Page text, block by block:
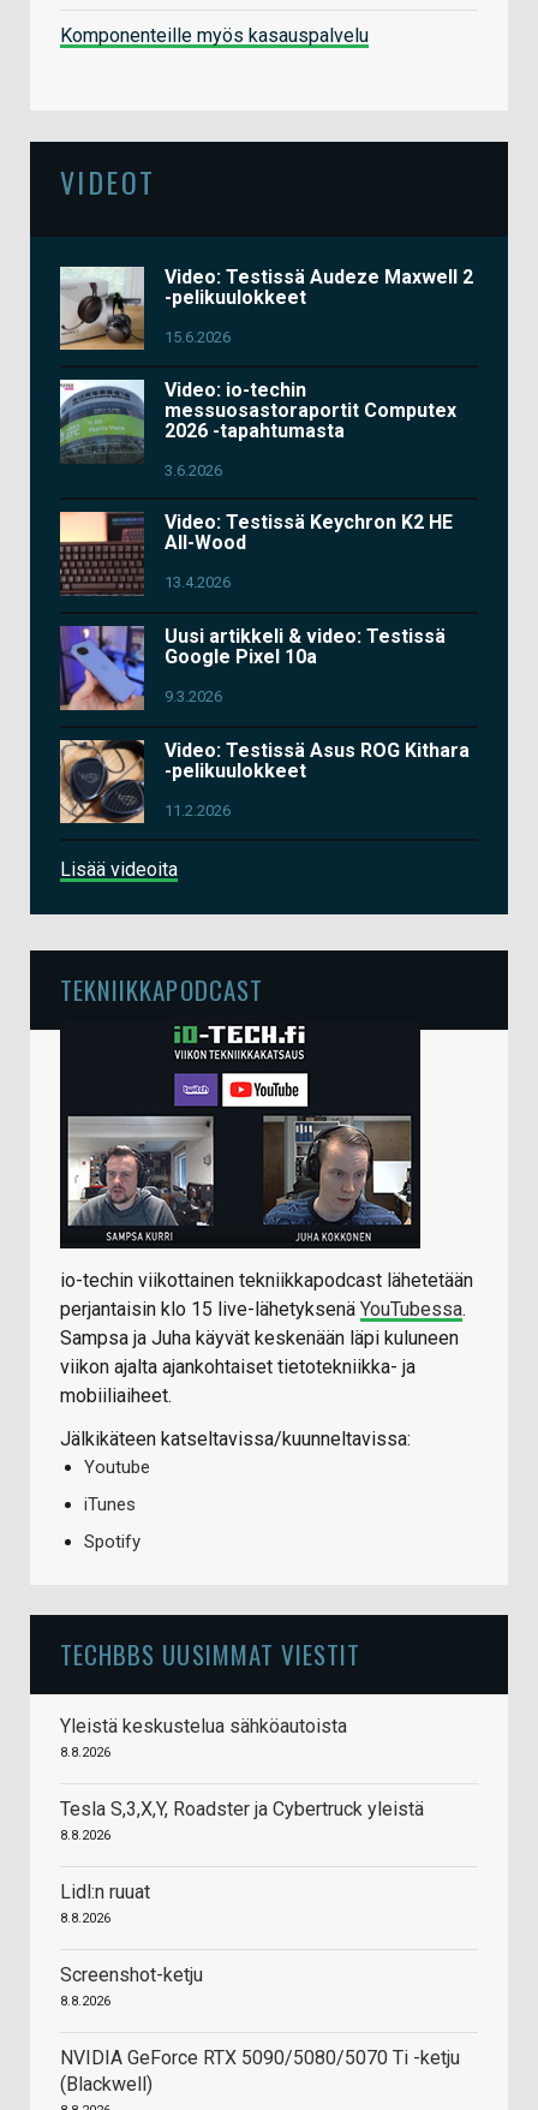
Komponenteille myös kasauspalvelu
VIDEOT
Video: Testissä Audeze Maxwell 2
-pelikuulokkeet
15.6.2026
Video: io-techin
messuosastoraportit Computex
2026 -tapahtumasta
3.6.2026
Video: Testissä Keychron K2 HE
All-Wood
13.4.2026
Uusi artikkeli & video: Testissä
Google Pixel 10a
9.3.2026
Video: Testissä Asus ROG Kithara
-pelikuulokkeet
11.2.2026
Lisää videoita
TEKNIIKKAPODCAST
io-techin viikottainen tekniikkapodcast lähetetään
perjantaisin klo 15 live-lähetyksenä YouTubessa.
Sampsa ja Juha käyvät keskenään läpi kuluneen
viikon ajalta ajankohtaiset tietotekniikka- ja
mobiiliaiheet.
Jälkikäteen katseltavissa/kuunneltavissa:
Youtube
iTunes
Spotify
TECHBBS UUSIMMAT VIESTIT
Yleistä keskustelua sähköautoista
8.8.2026
Tesla S,3,X,Y, Roadster ja Cybertruck yleistä
8.8.2026
Lidl:n ruuat
8.8.2026
Screenshot-ketju
8.8.2026
NVIDIA GeForce RTX 5090/5080/5070 Ti -ketju
(Blackwell)